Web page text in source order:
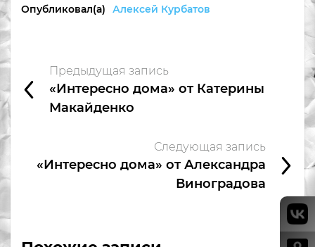
Опубликовал(а) Алексей Курбатов
Предыдущая запись
«Интересно дома» от Катерины
Макайденко
Следующая запись
«Интересно дома» от Александра
Виноградова